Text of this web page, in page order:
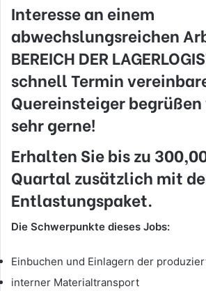
Interesse an einem
abwechslungsreichen
BEREICH DER
schnell Termin
Quereinsteiger
sehr gerne!
Erhalten Siebis zu
Quartal zusätzlich mit
Entlastungspaket.
Die Schwerpunkte dieses Jobs:
Einbuchen und Einlagern der
interner Materialtransport